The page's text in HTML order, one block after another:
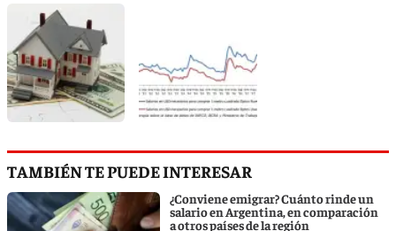
TAMBIÉN TE PUEDE INTERESAR
¿Conviene emigrar? Cuánto rinde un
salario en Argentina, en comparación
a otros países de la región